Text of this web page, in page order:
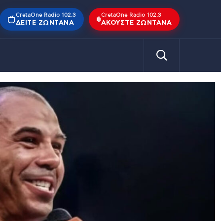
CretaOne Radio 102,3
ΔΕΊΤΕ ΖΩΝΤΑΝΆ
CretaOne Radio 102,3
ΑΚΟΎΣΤΕ ΖΩΝΤΑΝΆ